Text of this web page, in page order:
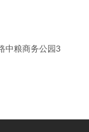
中粮商务公园3